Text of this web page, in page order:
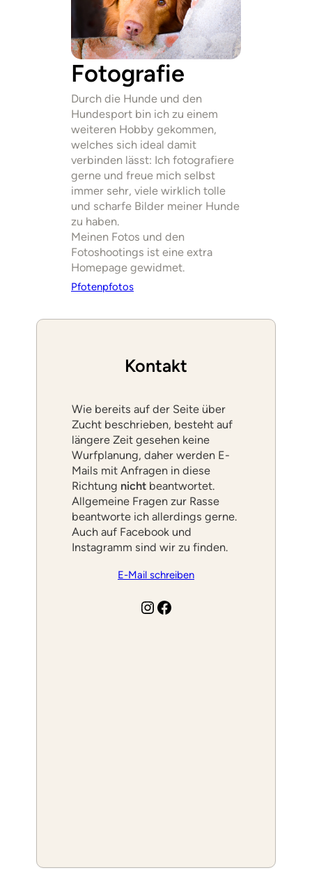
Fotografie
Durch die Hunde und den
Hundesport bin ich zu einem
weiteren Hobby gekommen,
welches sich ideal damit
verbinden lässt: Ich fotografiere
gerne und freue mich selbst
immer sehr, viele wirklich tolle
und scharfe Bilder meiner Hunde
zu haben.
Meinen Fotos und den
Fotoshootings ist eine extra
Homepage gewidmet.
Pfotenpfotos
Kontakt
Wie bereits auf der Seite über
Zucht beschrieben, besteht auf
längere Zeit gesehen keine
Wurfplanung, daher werden E-
Mails mit Anfragen in diese
Richtung nicht beantwortet.
Allgemeine Fragen zur Rasse
beantworte ich allerdings gerne.
Auch auf Facebook und
Instagramm sind wir zu finden.
E-Mail schreiben
Instagram Facebook